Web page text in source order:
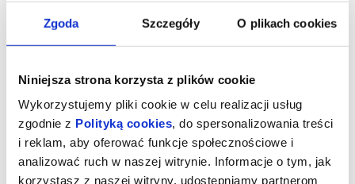
Zgoda Szczegóły O plikach cookies
Niniejsza strona korzysta z plików cookie
Wykorzystujemy pliki cookie w celu realizacji usług
zgodnie z Polityką cookies, do spersonalizowania treści
i reklam, aby oferować funkcje społecznościowe i
analizować ruch w naszej witrynie. Informacje o tym, jak
korzystasz z naszej witryny, udostępniamy partnerom
19:00